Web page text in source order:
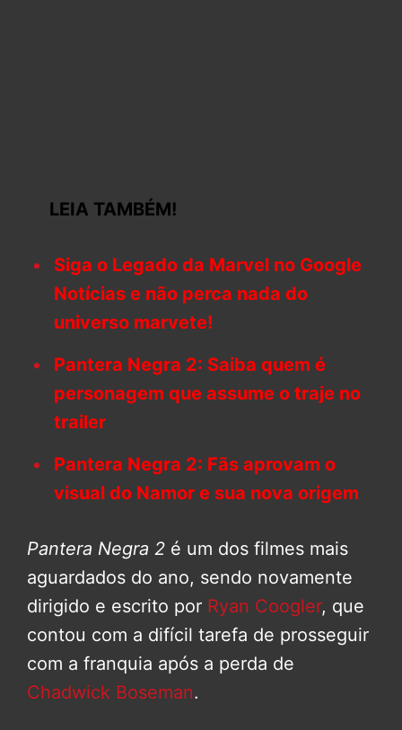
LEIA TAMBÉM!
Siga o Legado da Marvel no Google
Notícias e não perca nada do
universo marvete!
Pantera Negra 2: Saiba quem é
personagem que assume o traje no
trailer
Pantera Negra 2: Fãs aprovam o
visual do Namor e sua nova origem
Pantera Negra 2 é um dos filmes mais
aguardados do ano, sendo novamente
dirigido e escrito por Ryan Coogler, que
contou com a difícil tarefa de prosseguir
com a franquia após a perda de
Chadwick Boseman.